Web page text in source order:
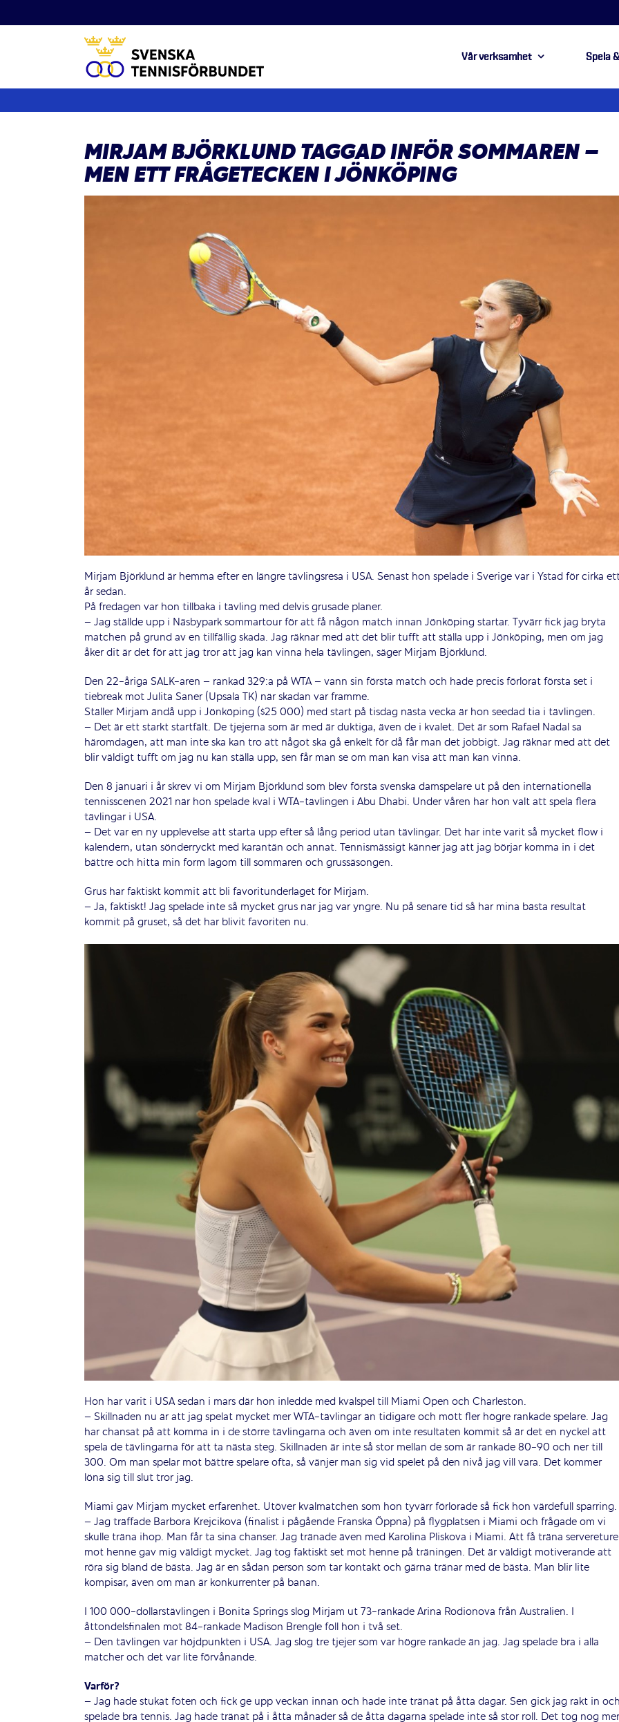
till
Vår verksamhet Spela
MIRJAM BJÖRKLUND TAGGAD INFÖR SOMMAREN –
MEN ETT FRÅGETECKEN I JÖNKÖPING
Mirjam Björklund är hemma efter en längre tävlingsresa i USA. Senast hon spelade i Sverige var i Ystad för cirka
år sedan.
På fredagen var hon tillbaka i tävling med delvis grusade planer.
– Jag ställde upp i Näsbypark sommartour för att få någon match innan Jönköping startar. Tyvärr fick jag bryta
matchen på grund av en tillfällig skada. Jag räknar med att det blir tufft att ställa upp i Jönköping, men om jag
åker dit är det för att jag tror att jag kan vinna hela tävlingen, säger Mirjam Björklund.
Den 22-åriga SALK-aren – rankad 329:a på WTA – vann sin första match och hade precis förlorat första set i
tiebreak mot Julita Saner (Upsala TK) när skadan var framme.
Ställer Mirjam ändå upp i Jönköping ($25 000) med start på tisdag nästa vecka är hon seedad tia i tävlingen.
– Det är ett starkt startfält. De tjejerna som är med är duktiga, även de i kvalet. Det är som Rafael Nadal sa
häromdagen, att man inte ska kan tro att något ska gå enkelt för då får man det jobbigt. Jag räknar med att det
blir väldigt tufft om jag nu kan ställa upp, sen får man se om man kan visa att man kan vinna.
Den 8 januari i år skrev vi om Mirjam Björklund som blev första svenska damspelare ut på den internationella
tennisscenen 2021 när hon spelade kval i WTA-tävlingen i Abu Dhabi. Under våren har hon valt att spela flera
tävlingar i USA.
– Det var en ny upplevelse att starta upp efter så lång period utan tävlingar. Det har inte varit så mycket flow i
kalendern, utan sönderryckt med karantän och annat. Tennismässigt känner jag att jag börjar komma in i det
bättre och hitta min form lagom till sommaren och grussäsongen.
Grus har faktiskt kommit att bli favoritunderlaget för Mirjam.
– Ja, faktiskt! Jag spelade inte så mycket grus när jag var yngre. Nu på senare tid så har mina bästa resultat
kommit på gruset, så det har blivit favoriten nu.
Hon har varit i USA sedan i mars där hon inledde med kvalspel till Miami Open och Charleston.
– Skillnaden nu är att jag spelat mycket mer WTA-tävlingar än tidigare och mött fler högre rankade spelare. Jag
har chansat på att komma in i de större tävlingarna och även om inte resultaten kommit så är det en nyckel att
spela de tävlingarna för att ta nästa steg. Skillnaden är inte så stor mellan de som är rankade 80-90 och ner till
300. Om man spelar mot bättre spelare ofta, så vänjer man sig vid spelet på den nivå jag vill vara. Det kommer
löna sig till slut tror jag.
Miami gav Mirjam mycket erfarenhet. Utöver kvalmatchen som hon tyvärr förlorade så fick hon värdefull sparring.
– Jag träffade Barbora Krejcikova (finalist i pågående Franska Öppna) på flygplatsen i Miami och frågade om vi
skulle träna ihop. Man får ta sina chanser. Jag tränade även med Karolina Pliskova i Miami. Att få träna
mot henne gav mig väldigt mycket. Jag tog faktiskt set mot henne på träningen. Det är väldigt motiverande att
röra sig bland de bästa. Jag är en sådan person som tar kontakt och gärna tränar med de bästa. Man blir lite
kompisar, även om man är konkurrenter på banan.
I 100 000-dollarstävlingen i Bonita Springs slog Mirjam ut 73-rankade Arina Rodionova från Australien. I
åttondelsfinalen mot 84-rankade Madison Brengle föll hon i två set.
– Den tävlingen var höjdpunkten i USA. Jag slog tre tjejer som var högre rankade än jag. Jag spelade bra i alla
matcher och det var lite förvånande.
Varför?
– Jag hade stukat foten och fick ge upp veckan innan och hade inte tränat på åtta dagar. Sen gick jag rakt in
spelade bra tennis. Jag hade tränat på i åtta månader så de åtta dagarna spelade inte så stor roll. Det tog nog mer